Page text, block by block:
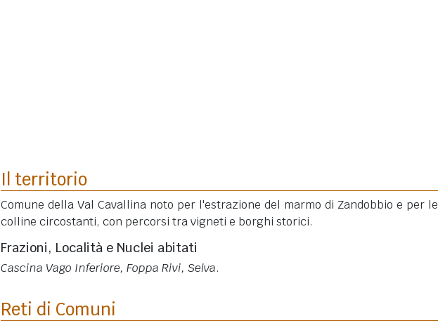
Il territorio
Comune della Val Cavallina noto per l'estrazione del marmo di Zandobbio e per le
colline circostanti, con percorsi tra vigneti e borghi storici.
Frazioni, Località e Nuclei abitati
Cascina Vago Inferiore, Foppa Rivi, Selva.
Reti di Comuni